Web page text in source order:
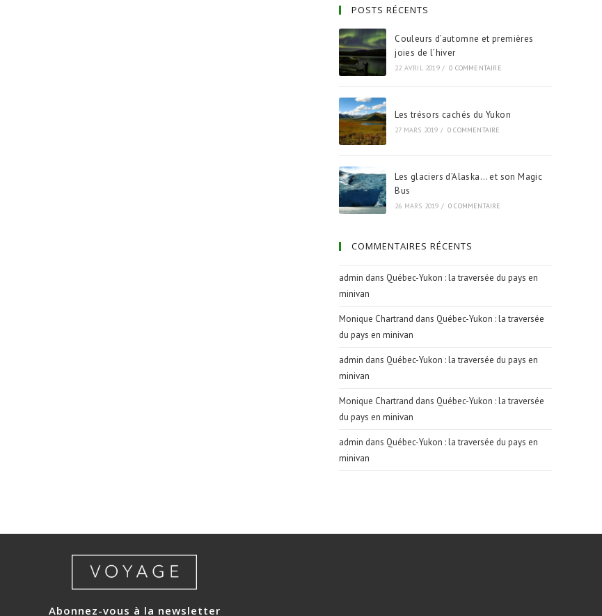
POSTS RÉCENTS
Couleurs d’automne et premières
joies de l’hiver
22 AVRIL 2019 / 0 COMMENTAIRE
Les trésors cachés du Yukon
27 MARS 2019 / 0 COMMENTAIRE
Les glaciers d’Alaska… et son Magic
Bus
26 MARS 2019 / 0 COMMENTAIRE
COMMENTAIRES RÉCENTS
admin dans Québec-Yukon : la traversée du pays en
minivan
Monique Chartrand dans Québec-Yukon : la traversée
du pays en minivan
admin dans Québec-Yukon : la traversée du pays en
minivan
Monique Chartrand dans Québec-Yukon : la traversée
du pays en minivan
admin dans Québec-Yukon : la traversée du pays en
minivan
Abonnez-vous à la newsletter